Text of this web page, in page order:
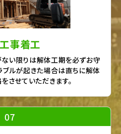
事着工
い限りは解体工期を必ずお守
ブルが起きた場合は直ちに解体
させていただきます。
07